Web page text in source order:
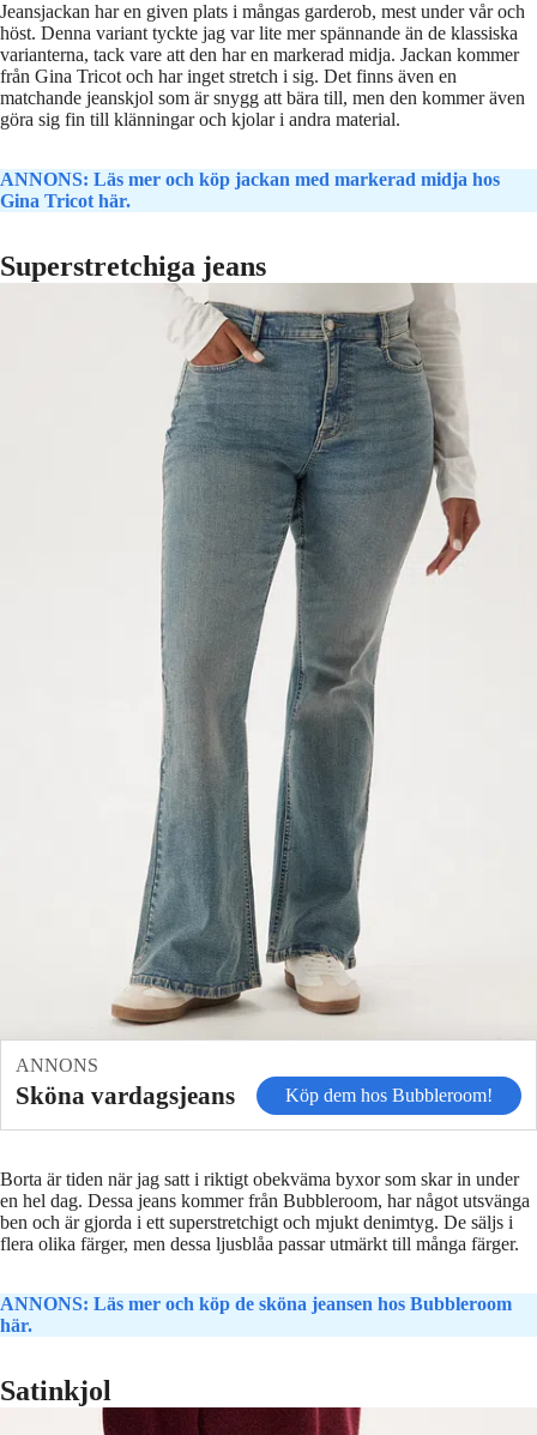
Jeansjackan har en given plats i mångas garderob, mest under vår och
höst. Denna variant tyckte jag var lite mer spännande än de klassiska
varianterna, tack vare att den har en markerad midja. Jackan kommer
från Gina Tricot och har inget stretch i sig. Det finns även en
matchande jeanskjol som är snygg att bära till, men den kommer även
göra sig fin till klänningar och kjolar i andra material.
ANNONS: Läs mer och köp jackan med markerad midja hos
Gina Tricot här.
Superstretchiga jeans
ANNONS
Sköna vardagsjeans Köp dem hos Bubbleroom!
Borta är tiden när jag satt i riktigt obekväma byxor som skar in under
en hel dag. Dessa jeans kommer från Bubbleroom, har något utsvänga
ben och är gjorda i ett superstretchigt och mjukt denimtyg. De säljs i
flera olika färger, men dessa ljusblåa passar utmärkt till många färger.
ANNONS: Läs mer och köp de sköna jeansen hos Bubbleroom
här.
Satinkjol